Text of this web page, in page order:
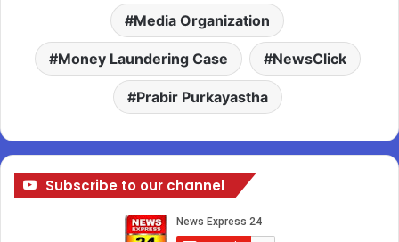
Media Organization
Money Laundering Case NewsClick
Prabir Purkayastha
Subscribe to our channel